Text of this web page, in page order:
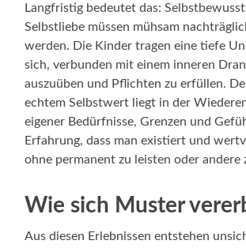
Langfristig bedeutet das:
Selbstliebe müssen mühsam
werden. Die Kinder tragen eine tiefe
sich, verbunden mit einem inneren
auszuüben und Pflichten zu erfüllen.
echtem Selbstwert liegt in der
eigener Bedürfnisse, Grenzen und
Erfahrung, dass man existiert und
ohne permanent zu leisten oder andere
Wie sich Muster
Aus diesen Erlebnissen entstehen